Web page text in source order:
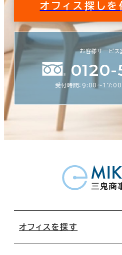
オフィス探しを
お客様サービス
0120-
受付時間：9:00〜17:00
オフィスを探す